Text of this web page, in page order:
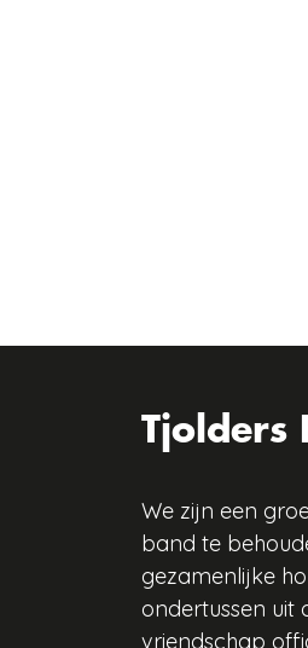
Tjolders
We zijn een
band te
gezamenlijke
ondertussen uit
vriendschap